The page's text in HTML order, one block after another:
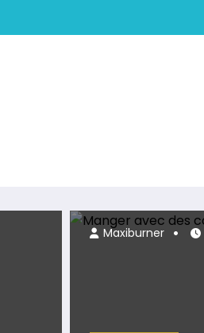
juillet 24, 2026Maxiburner